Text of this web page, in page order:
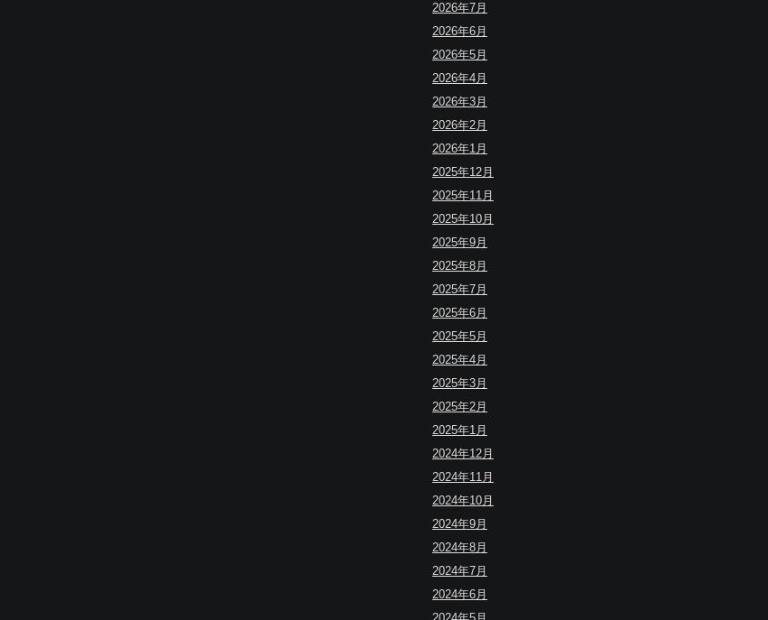
2026年7月
2026年6月
2026年5月
2026年4月
2026年3月
2026年2月
2026年1月
2025年12月
2025年11月
2025年10月
2025年9月
2025年8月
2025年7月
2025年6月
2025年5月
2025年4月
2025年3月
2025年2月
2025年1月
2024年12月
2024年11月
2024年10月
2024年9月
2024年8月
2024年7月
2024年6月